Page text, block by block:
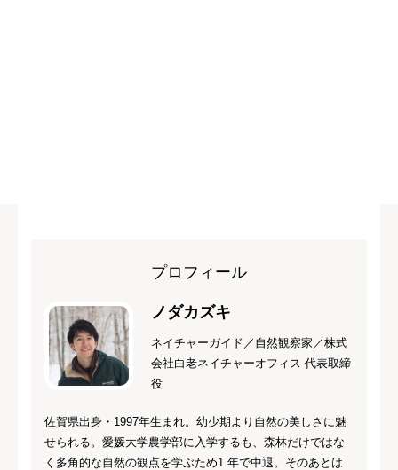
プロフィール
ノダカズキ
ネイチャーガイド／自然観察家／株式
会社白老ネイチャーオフィス 代表取締
役
佐賀県出身・1997年生まれ。幼少期より自然の美しさに魅
せられる。愛媛大学農学部に入学するも、森林だけではな
く多角的な自然の観点を学ぶため1 年で中退。そのあとは